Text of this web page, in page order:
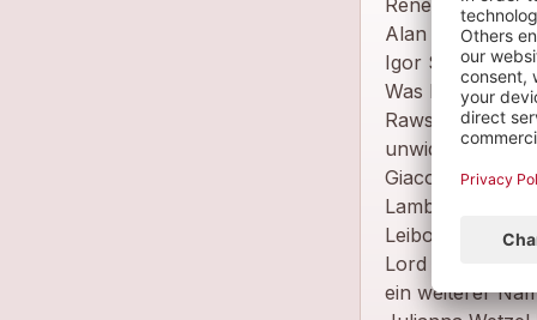
René Leibowitz
Alan
Igor Stravinsky
Was haben die
Rawsthorne
Giacometti war
Lambert und
Leibowitz,
Lord
ein weiterer